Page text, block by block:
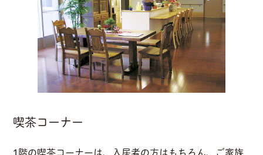
喫茶コーナー
1階の喫茶コーナーは、入居者の方はもちろん、ご家族